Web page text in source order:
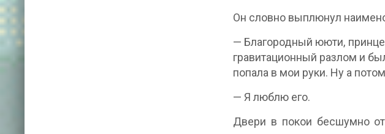
Он словно выплюнул
— Благородный ююти,
гравитационный разлом и
попала в мои руки. Ну а
— Я люблю его.
Двери в покои бесшумно